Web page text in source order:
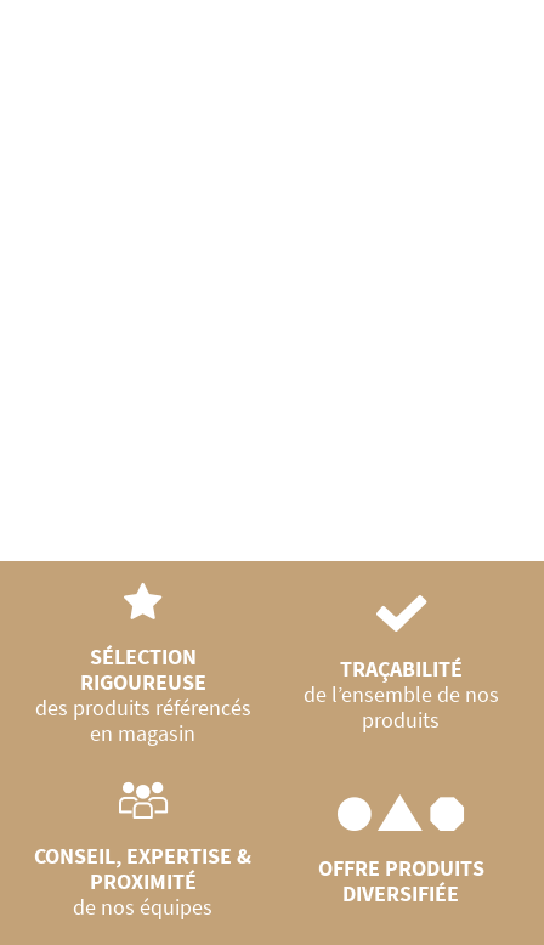
SÉLECTION
RIGOUREUSE
des produits référencés
en magasin
TRAÇABILITÉ
de l’ensemble de nos
produits
CONSEIL, EXPERTISE &
PROXIMITÉ
de nos équipes
OFFRE PRODUITS
DIVERSIFIÉE